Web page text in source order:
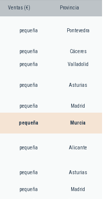
Ventas (€) Provincia
pequeña Pontevedra
pequeña Cáceres
pequeña Valladolid
pequeña Asturias
pequeña Madrid
pequeña Murcia
pequeña Alicante
pequeña Asturias
pequeña Madrid